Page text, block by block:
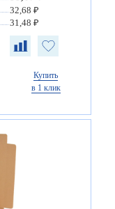
32,68 ₽
31,48 ₽
Купить
в 1 клик